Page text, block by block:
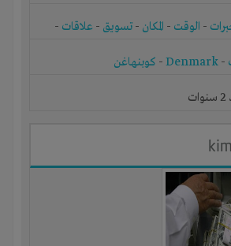
- الوقت - المكان - تسويق - علاقات -
-
Denmark
- كوبنهاغن